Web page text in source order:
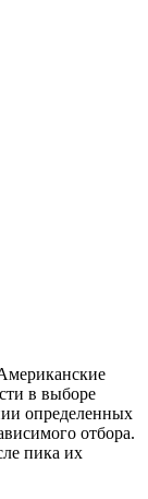
в выборе
определенных
отбора.
пика их